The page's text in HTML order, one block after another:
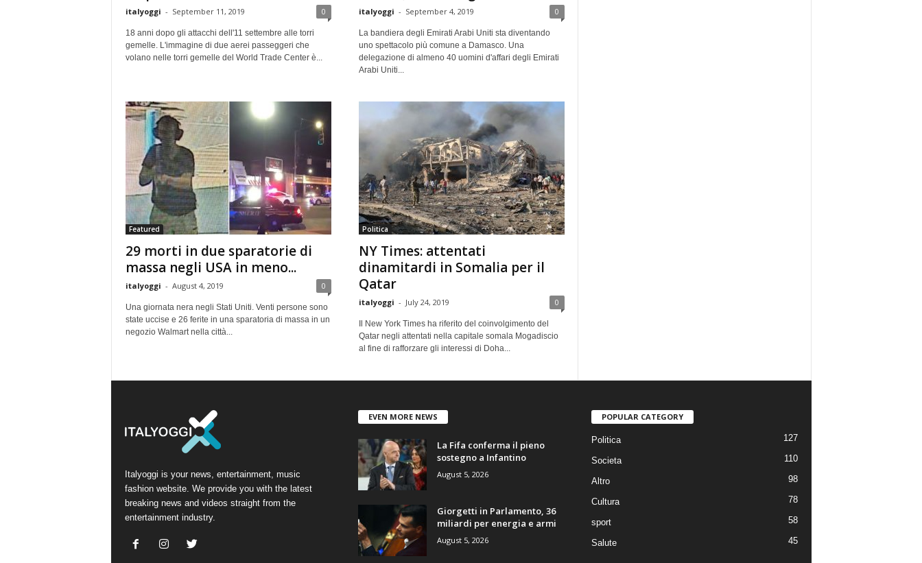
italyoggi - September 11, 2019 0
18 anni dopo gli attacchi dell'11 settembre alle torri
gemelle. L'immagine di due aerei passeggeri che
volano nelle torri gemelle del World Trade Center è...
italyoggi - September 4, 2019 0
La bandiera degli Emirati Arabi Uniti sta diventando
uno spettacolo più comune a Damasco. Una
delegazione di almeno 40 uomini d'affari degli Emirati
Arabi Uniti...
Featured
29 morti in due sparatorie di
massa negli USA in meno...
italyoggi - August 4, 2019 0
Una giornata nera negli Stati Uniti. Venti persone sono
state uccise e 26 ferite in una sparatoria di massa in un
negozio Walmart nella città...
Politica
NY Times: attentati
dinamitardi in Somalia per il
Qatar
italyoggi - July 24, 2019 0
Il New York Times ha riferito del coinvolgimento del
Qatar negli attentati nella capitale somala Mogadiscio
al fine di rafforzare gli interessi di Doha...
Italyoggi is your news, entertainment, music
fashion website. We provide you with the latest
breaking news and videos straight from the
entertainment industry.
EVEN MORE NEWS
La Fifa conferma il pieno
sostegno a Infantino
August 5, 2026
Giorgetti in Parlamento, 36
miliardi per energia e armi
August 5, 2026
POPULAR CATEGORY
Politica 127
Societa 110
Altro 98
Cultura 78
sport 58
Salute 45